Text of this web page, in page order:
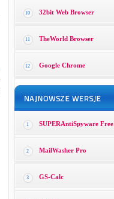
10 32bit Web Browser
11 TheWorld Browser
12 Google Chrome
1 SUPERAntiSpyware Free
2 MailWasher Pro
3 GS-Calc